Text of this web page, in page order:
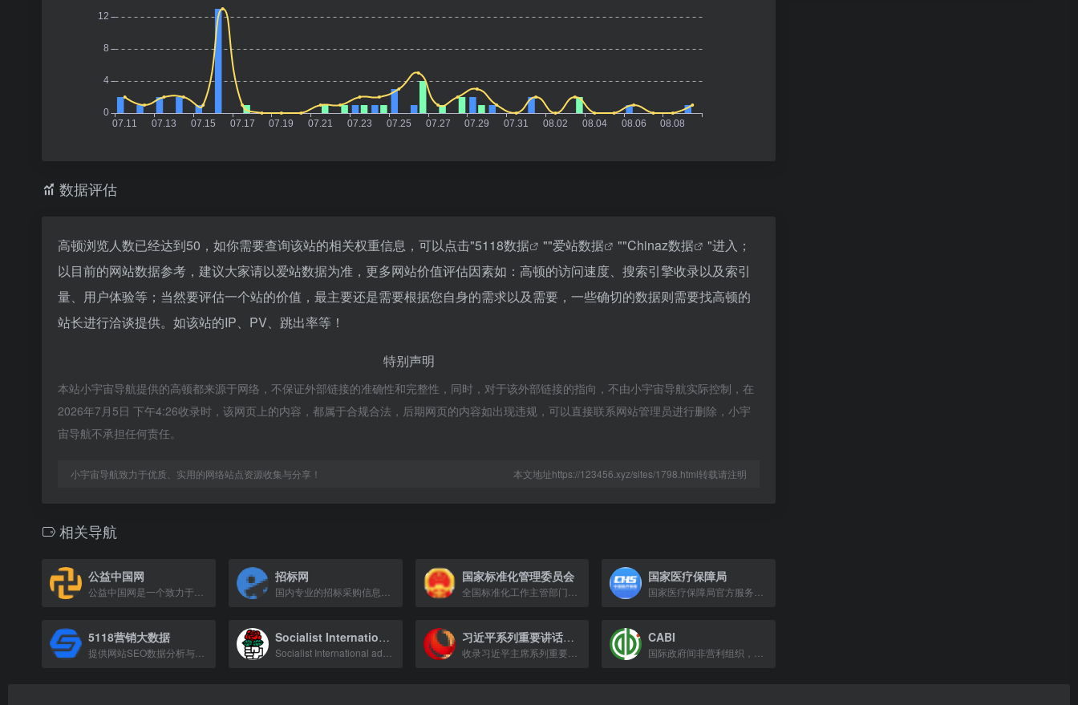
数据评估
高顿浏览人数已经达到50，如你需要查询该站的相关权重信息，可以点击"5118数据 ""爱站数据 ""Chinaz数据
"进入；
以目前的网站数据参考，建议大家请以爱站数据为准，更多网站价值评估因素如：高顿的访问速度、搜索引擎收录以及索引
量、用户体验等；当然要评估一个站的价值，最主要还是需要根据您自身的需求以及需要，一些确切的数据则需要找高顿的
站长进行洽谈提供。如该站的IP、PV、跳出率等！
特别声明
本站小宇宙导航提供的高顿都来源于网络，不保证外部链接的准确性和完整性，同时，对于该外部链接的指向，不由小宇宙导航实际控制，在
2026年7月5日 下午4:26收录时，该网页上的内容，都属于合规合法，后期网页的内容如出现违规，可以直接联系网站管理员进行删除，小宇
宙导航不承担任何责任。
小宇宙导航致力于优质、实用的网络站点资源收集与分享！ 本文地址https://123456.xyz/sites/1798.html转载请注明
相关导航
公益中国网 招标网 国家标准化管理委员会 国家医疗保障局
5118营销大数据 Socialist International 习近平系列重要讲话数据库 CABI